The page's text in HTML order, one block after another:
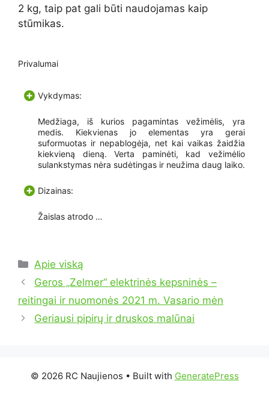
2 kg, taip pat gali būti naudojamas kaip
stūmikas.
Privalumai
Vykdymas:
Medžiaga, iš kurios pagamintas vežimėlis, yra
medis. Kiekvienas jo elementas yra gerai
suformuotas ir nepablogėja, net kai vaikas žaidžia
kiekvieną dieną. Verta paminėti, kad vežimėlio
sulankstymas nėra sudėtingas ir neužima daug laiko.
Dizainas:
Žaislas atrodo …
Kategorijos
Apie viską
Geros „Zelmer“ elektrinės kepsninės –
reitingai ir nuomonės 2021 m. Vasario mėn
Geriausi pipirų ir druskos malūnai
© 2026 RC Naujienos • Built with GeneratePress